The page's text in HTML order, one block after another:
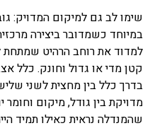
שימו לב גם למיקום המדויק:
במיוחד כשמדובר ביצירה
למדוד את רוחב הרהיט שמתחת
קטן מדי או גדול וחונק. כלל
בדרך כלל בין מחצית לשני
מדויקת בין גודל, מיקום
שהמנדלה נראית כאילו תמיד